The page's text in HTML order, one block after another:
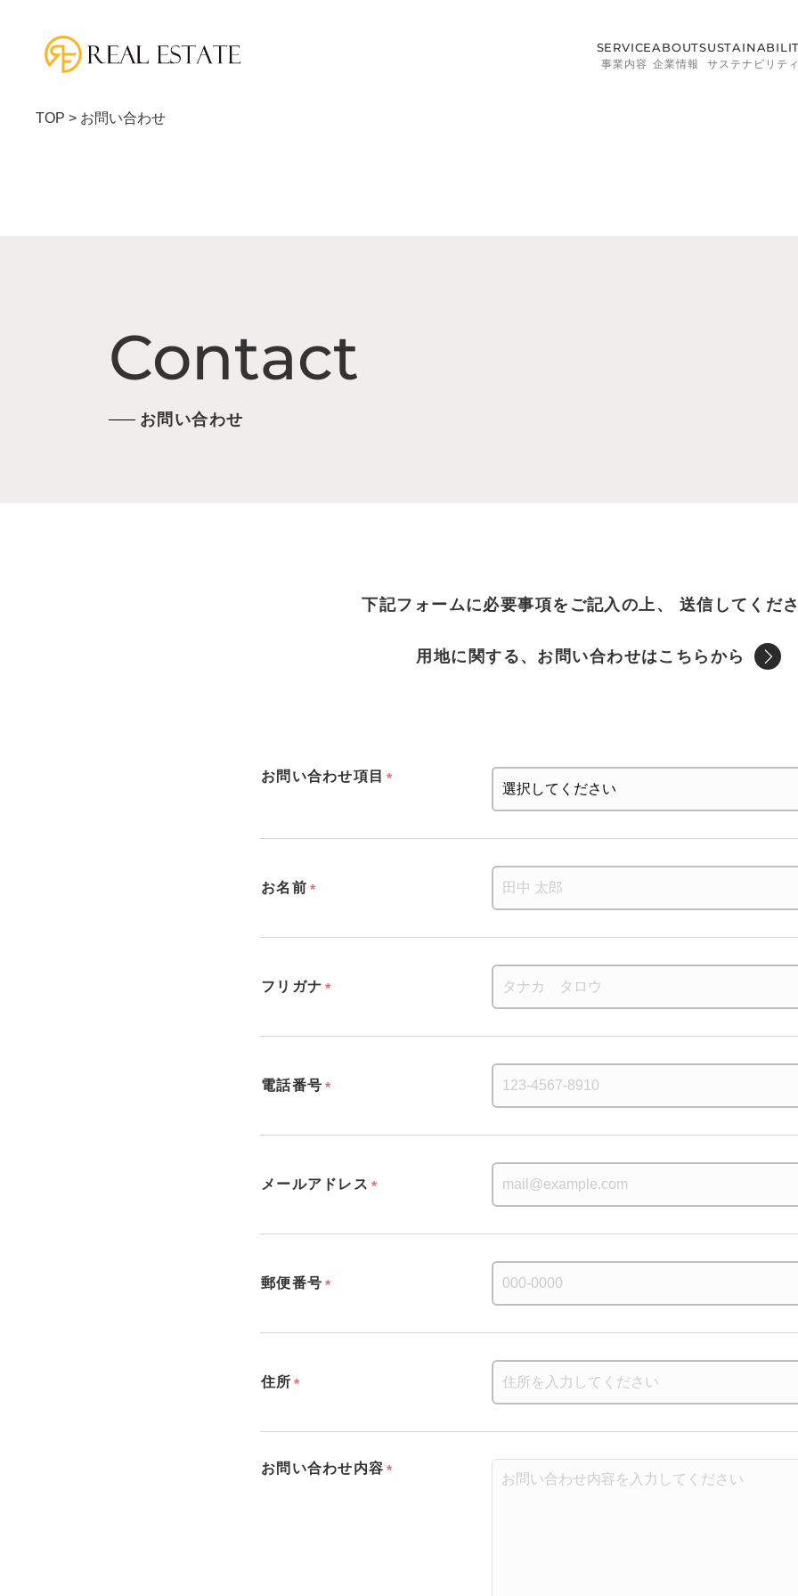
SERVICE
事業内容
ABOUT
企業情報 サステナビリティ
TOP > お問い合わせ
Contact
お問い合わせ
下記フォームに必要事項をご記⼊の上、 送信してくださ
用地に関する、お問い合わせはこちらから
お問い合わせ項⽬
お名前
フリガナ
電話番号
メールアドレス
郵便番号
住所
お問い合わせ内容